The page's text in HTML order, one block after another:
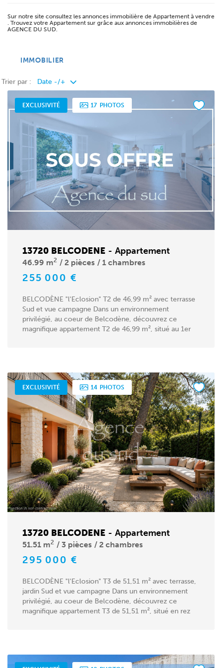
Sur notre site consultez les annonces immobilière de Appartement à vendre
. Trouvez votre Appartement sur grâce aux annonces immobilières de
AGENCE DU SUD.
IMMOBILIER
Trier par :
EXCLUSIVITÉ 17 PHOTOS
13720 BELCODENE - Appartement
46.99 m2 2 pièces 1 chambres
255 000 €
BELCODÈNE "l'Eclosion" T2 de 46,99 m² avec terrasse
Sud et vue campagne Dans un environnement
privilégié, au coeur de Belcodène, découvrez ce
magnifique appartement T2 de 46,99 m², situé au 1er
EXCLUSIVITÉ 14 PHOTOS
13720 BELCODENE - Appartement
51.51 m2 3 pièces 2 chambres
295 000 €
BELCODÈNE "l'Eclosion" T3 de 51,51 m² avec terrasse,
jardin Sud et vue campagne Dans un environnement
privilégié, au coeur de Belcodène, découvrez ce
magnifique appartement T3 de 51,51 m², situé en rez